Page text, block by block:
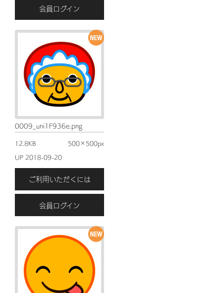
会員ログイン
0009_uni1F936e.png
12.8KB
500×500px
UP 2018-09-20
ご利用いただくには
会員ログイン